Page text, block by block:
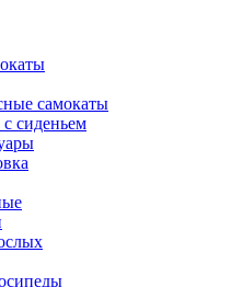
самокаты
сиденьем